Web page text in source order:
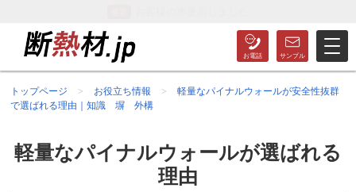
トップページ お役立ち情報
軽量なパイナルウォールが安全性抜群
で選ばれる理由｜知識 塀 外構
軽量なパイナルウォールが選ばれる
理由